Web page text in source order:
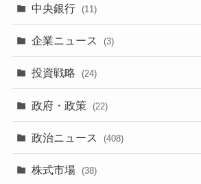
中央銀行 (11)
企業ニュース (3)
投資戦略 (24)
政府・政策 (22)
政治ニュース (408)
株式市場 (38)